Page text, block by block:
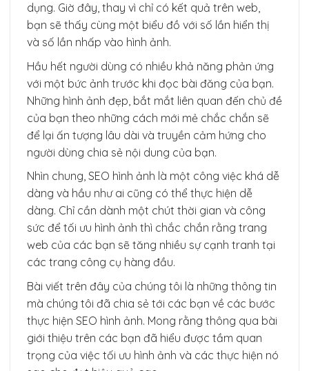
dụng. Giờ đây, thay vì chỉ có kết quả trên web,
bạn sẽ thấy cùng một biểu đồ với số lần hiển thị
và số lần nhấp vào hình ảnh.
Hầu hết người dùng có nhiều khả năng phản ứng
với một bức ảnh trước khi đọc bài đăng của bạn.
Những hình ảnh đẹp, bắt mắt liên quan đến chủ đề
của bạn theo những cách mới mẻ chắc chắn sẽ
để lại ấn tượng lâu dài và truyền cảm hứng cho
người dùng chia sẻ nội dung của bạn.
Nhìn chung, SEO hình ảnh là một công việc khá dễ
dàng và hầu như ai cũng có thể thực hiện dễ
dàng. Chỉ cần dành một chút thời gian và công
sức để tối ưu hình ảnh thì chắc chắn rằng trang
web của các bạn sẽ tăng nhiều sự cạnh tranh tại
các trang công cụ hàng đầu.
Bài viết trên đây của chúng tôi là những thông tin
mà chúng tôi đã chia sẻ tới các bạn về các bước
thực hiện SEO hình ảnh. Mong rằng thông qua bài
giới thiệu trên các bạn đã hiểu được tầm quan
trọng của việc tối ưu hình ảnh và các thực hiện nó